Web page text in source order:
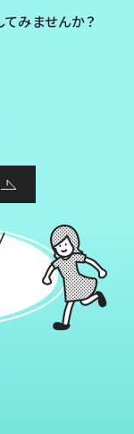
みませんか？